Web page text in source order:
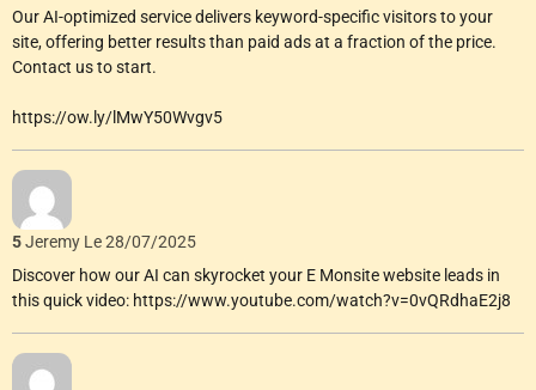
Our AI-optimized service delivers keyword-specific visitors to your
site, offering better results than paid ads at a fraction of the price.
Contact us to start.
https://ow.ly/lMwY50Wvgv5
5Jeremy Le 28/07/2025
Discover how our AI can skyrocket your E Monsite website leads in
this quick video: https://www.youtube.com/watch?v=0vQRdhaE2j8